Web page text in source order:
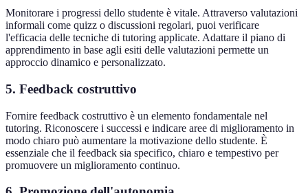
Monitorare i progressi dello studente è vitale. Attraverso valutazioni
informali come quizz o discussioni regolari, puoi verificare
l'efficacia delle tecniche di tutoring applicate. Adattare il piano di
apprendimento in base agli esiti delle valutazioni permette un
approccio dinamico e personalizzato.
5. Feedback costruttivo
Fornire feedback costruttivo è un elemento fondamentale nel
tutoring. Riconoscere i successi e indicare aree di miglioramento in
modo chiaro può aumentare la motivazione dello studente. È
essenziale che il feedback sia specifico, chiaro e tempestivo per
promuovere un miglioramento continuo.